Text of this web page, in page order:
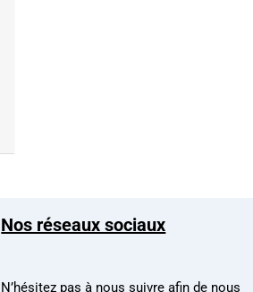
Nos réseaux sociaux
N’hésitez pas à nous suivre afin de nous